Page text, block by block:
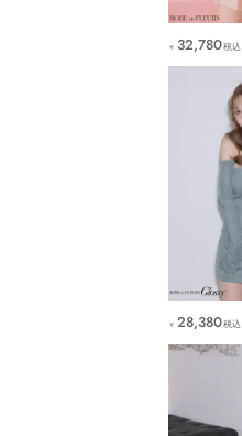
￥ 32,780税込
￥ 28,380税込